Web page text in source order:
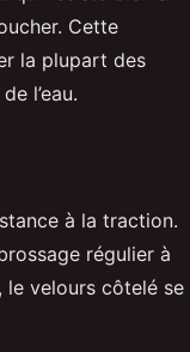
Cette
la plupart des
l’eau.
à la traction.
régulier à
le velours côtelé se